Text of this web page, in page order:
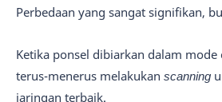
Perbedaan yang sangat signifikan,
Ketika ponsel dibiarkan dalam mode
terus-menerus melakukan scanning
jaringan terbaik.